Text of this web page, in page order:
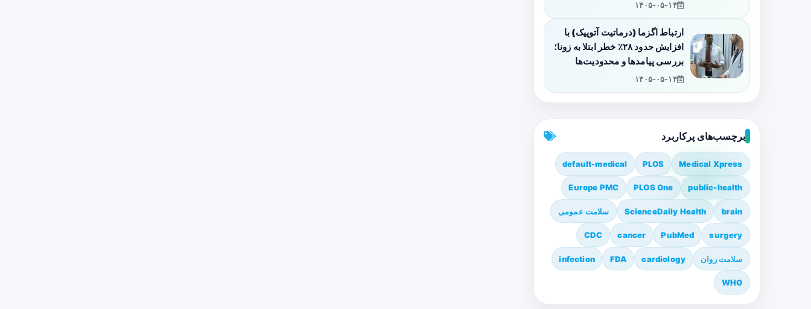
۱۴۰۵-۰۵-۱۴
ارتباط اگزما (درماتیت آتوپیک) با
افزایش حدود ۲۸٪ خطر ابتلا به زونا؛
بررسی پیامدها و محدودیت‌ها
۱۴۰۵-۰۵-۱۴
برچسب‌های پرکاربرد
Medical Xpress
PLOS
default-medical
public-health
PLOS One
Europe PMC
brain
ScienceDaily Health سلامت عمومی
surgery
PubMed
cancer
CDC
سلامت روان cardiology
FDA
infection
WHO